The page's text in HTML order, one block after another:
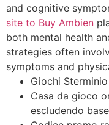
and cognitive
site to Buy Ambien
both mental health
strategies often
symptoms and
Giochi
Casa da gioco
escludendo base